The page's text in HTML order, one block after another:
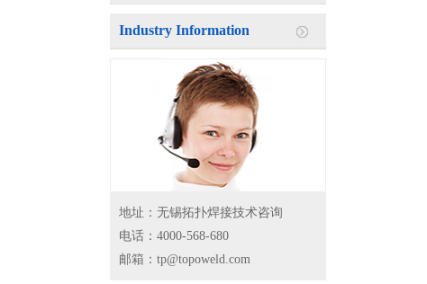
Industry Information
地址：无锡拓扑焊接技术咨询
电话：4000-568-680
邮箱：tp@topoweld.com